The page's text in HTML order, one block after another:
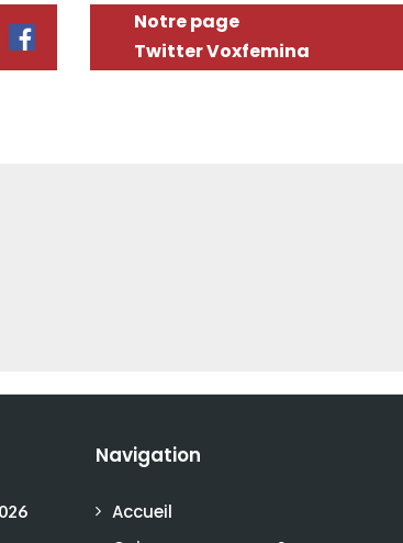
Notre page
Twitter Voxfemina
Navigation
Accueil